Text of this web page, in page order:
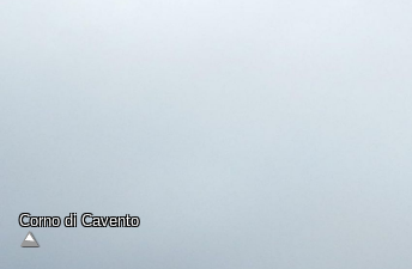
Corno di Cavento